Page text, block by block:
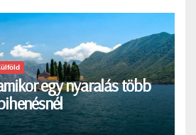
egy nyaralás több